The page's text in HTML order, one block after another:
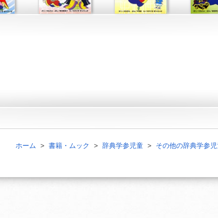
ホーム 書籍・ムック 辞典学参児童 その他の辞典学参